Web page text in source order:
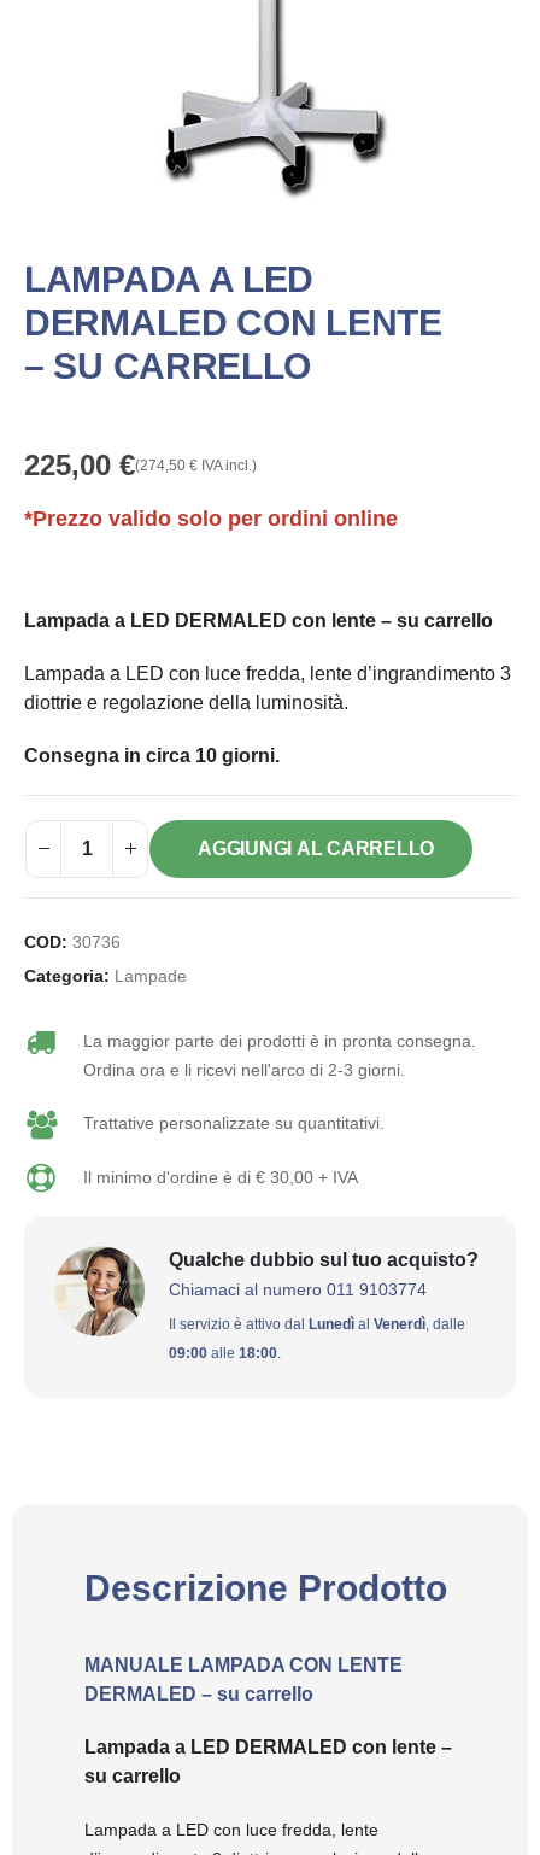
LAMPADA A LED
DERMALED CON LENTE
– SU CARRELLO
225,00 €(274,50 € IVA incl.)
*Prezzo valido solo per ordini online
Lampada a LED DERMALED con lente – su carrello
Lampada a LED con luce fredda, lente d’ingrandimento 3
diottrie e regolazione della luminosità.
Consegna in circa 10 giorni.
AGGIUNGI AL CARRELLO
COD: 30736
Categoria:
Lampade
La maggior parte dei prodotti è in pronta consegna.
Ordina ora e li ricevi nell'arco di 2-3 giorni.
Trattative personalizzate su quantitativi.
Il minimo d'ordine è di € 30,00 + IVA
Qualche dubbio sul tuo acquisto?
Chiamaci al numero 011 9103774
Il servizio è attivo dal Lunedì al Venerdì, dalle
09:00 alle 18:00.
Descrizione Prodotto
MANUALE LAMPADA CON LENTE
DERMALED – su carrello
Lampada a LED DERMALED con lente –
su carrello
Lampada a LED con luce fredda, lente